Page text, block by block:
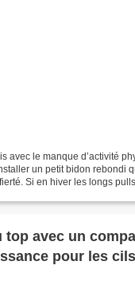
avec le manque d’activité
un petit bidon rebondi
Si en hiver les longs
top avec un
pour les